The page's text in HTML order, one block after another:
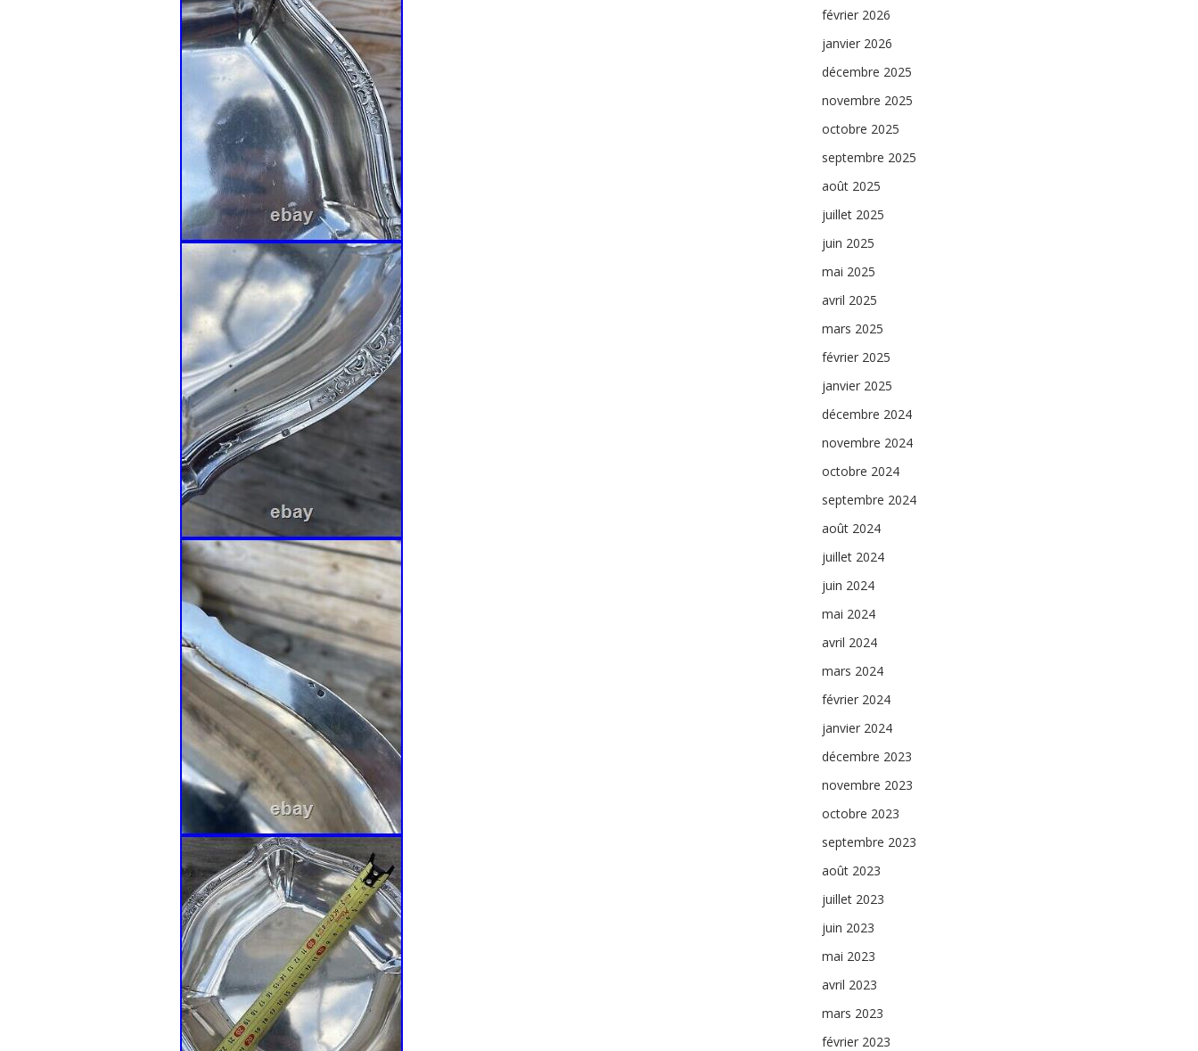
février 2026
janvier 2026
décembre 2025
novembre 2025
octobre 2025
septembre 2025
août 2025
juillet 2025
juin 2025
mai 2025
avril 2025
mars 2025
février 2025
janvier 2025
décembre 2024
novembre 2024
octobre 2024
septembre 2024
août 2024
juillet 2024
juin 2024
mai 2024
avril 2024
mars 2024
février 2024
janvier 2024
décembre 2023
novembre 2023
octobre 2023
septembre 2023
août 2023
juillet 2023
juin 2023
mai 2023
avril 2023
mars 2023
février 2023